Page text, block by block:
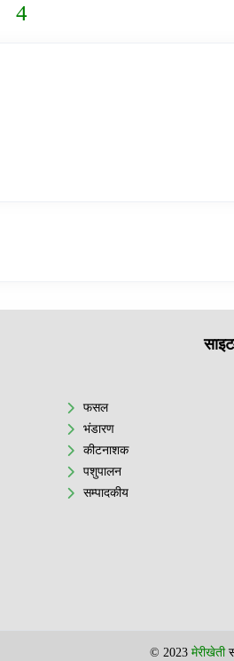
4
फसल
भंडारण
कीटनाशक
पशुपालन
सम्पादकीय
© 2023 मेरीखेती